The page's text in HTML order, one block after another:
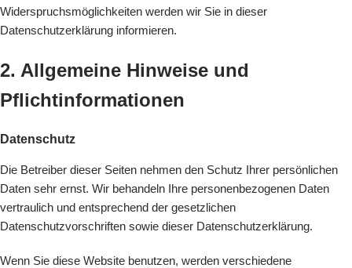
Widerspruchsmöglichkeiten werden wir Sie in dieser
Datenschutzerklärung informieren.
2. Allgemeine Hinweise und
Pflichtinformationen
Datenschutz
Die Betreiber dieser Seiten nehmen den Schutz Ihrer persönlichen
Daten sehr ernst. Wir behandeln Ihre personenbezogenen Daten
vertraulich und entsprechend der gesetzlichen
Datenschutzvorschriften sowie dieser Datenschutzerklärung.
Wenn Sie diese Website benutzen, werden verschiedene